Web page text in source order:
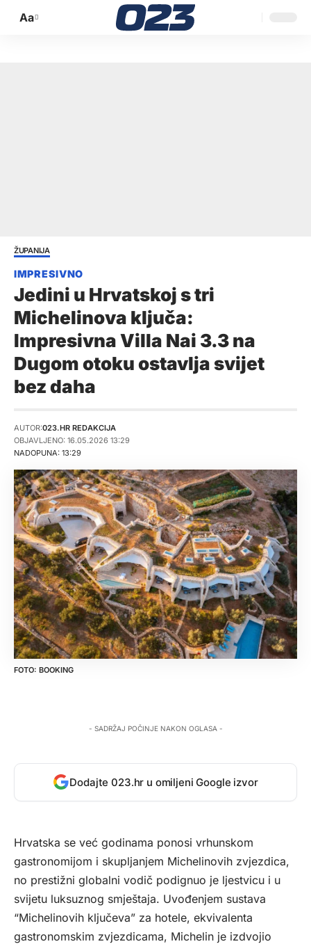
Promijeni
Aa
ŽUPANIJA
Jedini u Hrvatskoj s tri
Michelinova ključa:
Impresivna Villa Nai 3.3 na
Dugom otoku ostavlja svijet
bez daha
NADOPUNA: 13:29
AUTOR:023.HR REDAKCIJA
OBJAVLJENO: 16.05.2026 13:29
BOOKING
- SADRŽAJ POČINJE NAKON OGLASA -
Dodajte 023.hr u omiljeni Google izvor
Hrvatska se već godinama ponosi vrhunskom
gastronomijom i skupljanjem Michelinovih zvjezdica,
no prestižni globalni vodič podignuo je ljestvicu i u
svijetu luksuznog smještaja. Uvođenjem sustava
“Michelinovih ključeva” za hotele, ekvivalenta
gastronomskim zvjezdicama, Michelin je izdvojio